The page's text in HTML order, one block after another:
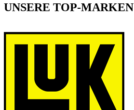
UNSERE TOP-MARKEN